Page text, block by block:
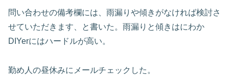
問い合わせの備考欄には、雨漏りや傾きがなければ検討さ
せていただきます、と書いた。雨漏りと傾きはにわか
DIYerにはハードルが高い。
勤め人の昼休みにメールチェックした。